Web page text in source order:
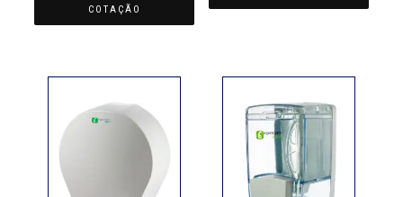
COTAÇÃO